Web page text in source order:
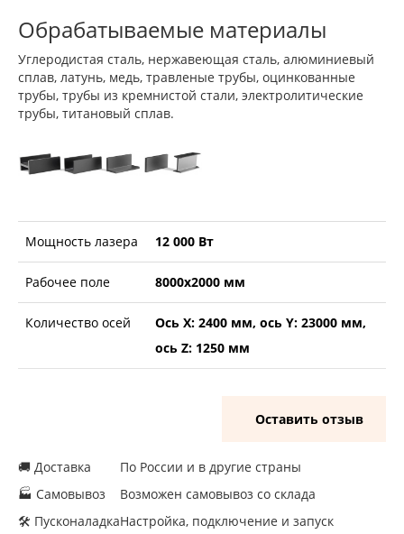
Обрабатываемые материалы
Углеродистая сталь, нержавеющая сталь, алюминиевый
сплав, латунь, медь, травленые трубы, оцинкованные
трубы, трубы из кремнистой стали, электролитические
трубы, титановый сплав.
Мощность лазера 12 000 Вт
Рабочее поле 8000х2000 мм
Количество осей
Ось X: 2400 мм, ось Y: 23000 мм,
ось Z: 1250 мм
Оставить отзыв
🚚 Доставка
🏭 Самовывоз
🛠 Пусконаладка
По России и в другие страны
Возможен самовывоз со склада
Настройка, подключение и запуск